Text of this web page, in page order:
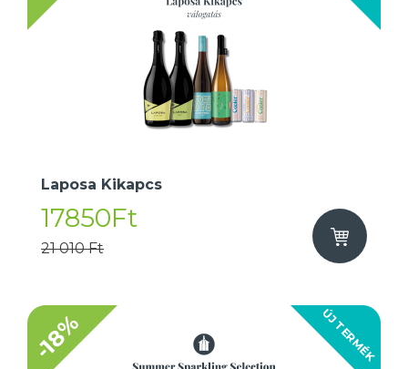
Laposa Kikapcs
17850Ft
21 010 Ft
ÚJ TERMÉK
-18%